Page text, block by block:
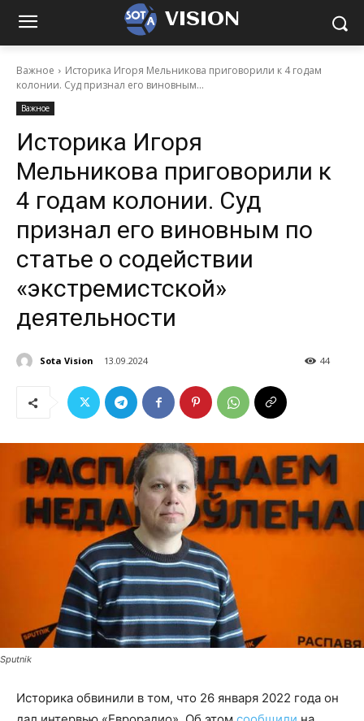
VISION
Важное
Историка Игоря Мельникова приговорили к 4 годам
колонии. Суд признал его виновным...
Важное
Историка Игоря
Мельникова приговорили к
4 годам колонии. Суд
признал его виновным по
статье о содействии
«экстремистской»
деятельности
Sota Vision 13.09.2024 44
Sputnik
Историка обвинили в том, что 26 января 2022 года он